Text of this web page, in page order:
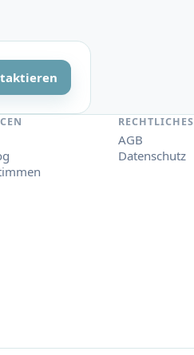
RECHTLICHES
AGB
Datenschutz